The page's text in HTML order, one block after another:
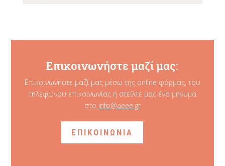
Επικοινωνήστε μαζί μας:
Επικοινωνήστε μαζί μας μέσω της online φόρμας, του
τηλεφώνου επικοινωνίας ή στείλτε μας ένα μήνυμα
στο info@aeee.gr
ΕΠΙΚΟΙΝΩΝΙΑ